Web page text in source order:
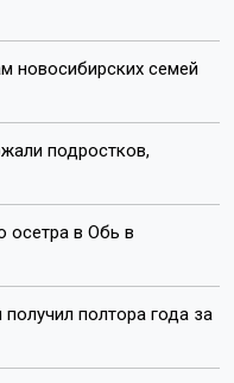
новосибирских семей
подростков,
осетра в Обь в
полтора года за